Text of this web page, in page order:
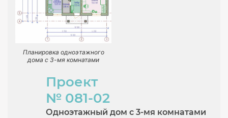
Планировка одноэтажного
дома с 3-мя комнатами
Проект
№ 081-02
Одноэтажный дом с 3-мя комнатами